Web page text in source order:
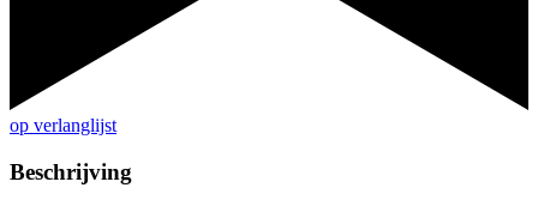
op verlanglijst
Beschrijving